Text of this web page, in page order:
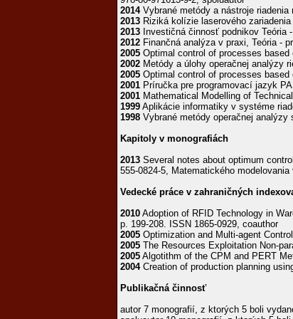
2014Vybrané metódy a nástroje riadenia
2013 Riziká kolízie laserového
2013 Investičná činnosť podnikov Teória
2012 Finančná analýza v praxi, Teória -
2005 Optimal control of processes
2002 Metódy a úlohy operačnej analýzy
2005 Optimal control of processes
2001 Príručka pre programovací jazyk
2001 Mathematical Modelling of
1999 Aplikácie informatiky v systéme
1998 Vybrané metódy operačnej
Kapitoly v monografiách
2013 Several notes about optimum
555-0824-5, Matematického
Vedecké práce v zahraničných
2010 Adoption of RFID Technology in
p. 199-208. ISSN 1865-0929, coauthor
2005 Optimization and Multi-agent
2005 The Resources Exploitation Non-
2005 Algotithm of the CPM and PERT
2004Creation of production planning
Publikačná činnosť
autor 7 monografií, z ktorých 5 boli